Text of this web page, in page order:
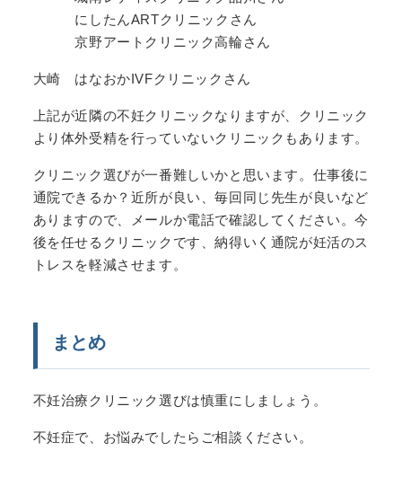
にしたんARTクリニックさん
京野アートクリニック高輪さん
大崎 はなおかIVFクリニックさん
上記が近隣の不妊クリニックなりますが、クリニック
より体外受精を行っていないクリニックもあります。
クリニック選びが一番難しいかと思います。仕事後に
通院できるか？近所が良い、毎回同じ先生が良いなど
ありますので、メールか電話で確認してください。今
後を任せるクリニックです、納得いく通院が妊活のス
トレスを軽減させます。
まとめ
不妊治療クリニック選びは慎重にしましょう。
不妊症で、お悩みでしたらご相談ください。